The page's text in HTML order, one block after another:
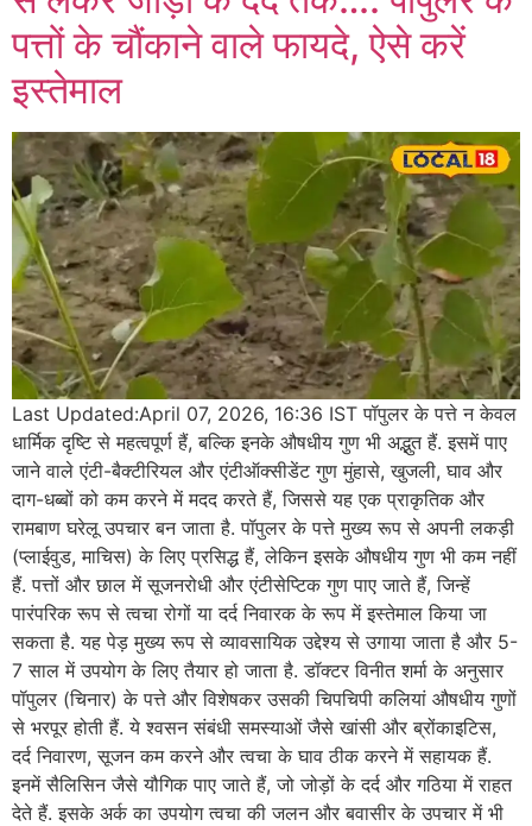
पत्तों के चौंकाने वाले फायदे, ऐसे करें
इस्तेमाल
Last Updated:April 07, 2026, 16:36 IST पॉपुलर के पत्ते न केवल
धार्मिक दृष्टि से महत्वपूर्ण हैं, बल्कि इनके औषधीय गुण भी अद्भुत हैं. इसमें पाए
जाने वाले एंटी-बैक्टीरियल और एंटीऑक्सीडेंट गुण मुंहासे, खुजली, घाव और
दाग-धब्बों को कम करने में मदद करते हैं, जिससे यह एक प्राकृतिक और
रामबाण घरेलू उपचार बन जाता है. पॉपुलर के पत्ते मुख्य रूप से अपनी लकड़ी
(प्लाईवुड, माचिस) के लिए प्रसिद्ध हैं, लेकिन इसके औषधीय गुण भी कम नहीं
हैं. पत्तों और छाल में सूजनरोधी और एंटीसेप्टिक गुण पाए जाते हैं, जिन्हें
पारंपरिक रूप से त्वचा रोगों या दर्द निवारक के रूप में इस्तेमाल किया जा
सकता है. यह पेड़ मुख्य रूप से व्यावसायिक उद्देश्य से उगाया जाता है और 5-
7 साल में उपयोग के लिए तैयार हो जाता है. डॉक्टर विनीत शर्मा के अनुसार
पॉपुलर (चिनार) के पत्ते और विशेषकर उसकी चिपचिपी कलियां औषधीय गुणों
से भरपूर होती हैं. ये श्वसन संबंधी समस्याओं जैसे खांसी और ब्रोंकाइटिस,
दर्द निवारण, सूजन कम करने और त्वचा के घाव ठीक करने में सहायक हैं.
इनमें सैलिसिन जैसे यौगिक पाए जाते हैं, जो जोड़ों के दर्द और गठिया में राहत
देते हैं. इसके अर्क का उपयोग त्वचा की जलन और बवासीर के उपचार में भी